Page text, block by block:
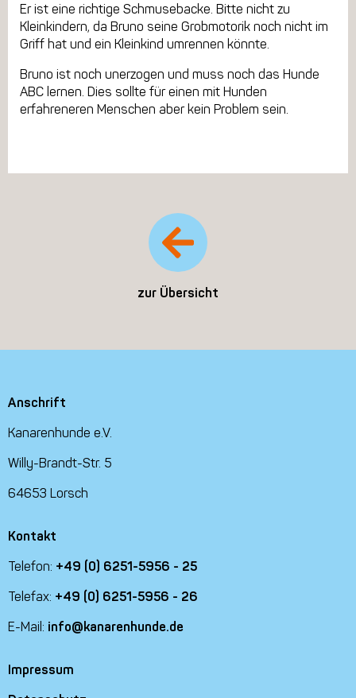
Er ist eine richtige Schmusebacke. Bitte nicht zu
Kleinkindern, da Bruno seine Grobmotorik noch nicht im
Griff hat und ein Kleinkind umrennen könnte.
Bruno ist noch unerzogen und muss noch das Hunde
ABC lernen. Dies sollte für einen mit Hunden
erfahreneren Menschen aber kein Problem sein.
zur Übersicht
Anschrift
Kanarenhunde e.V.
Willy-Brandt-Str. 5
64653 Lorsch
Kontakt
Telefon: +49 (0) 6251-5956 - 25
Telefax: +49 (0) 6251-5956 - 26
E-Mail: info@kanarenhunde.de
Impressum